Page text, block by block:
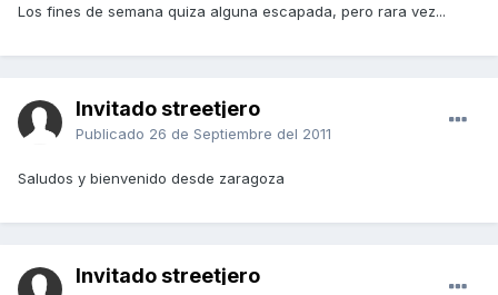
Los fines de semana quiza alguna escapada, pero rara vez...
Invitado streetjero
Publicado 26 de Septiembre del 2011
Saludos y bienvenido desde zaragoza
Invitado streetjero